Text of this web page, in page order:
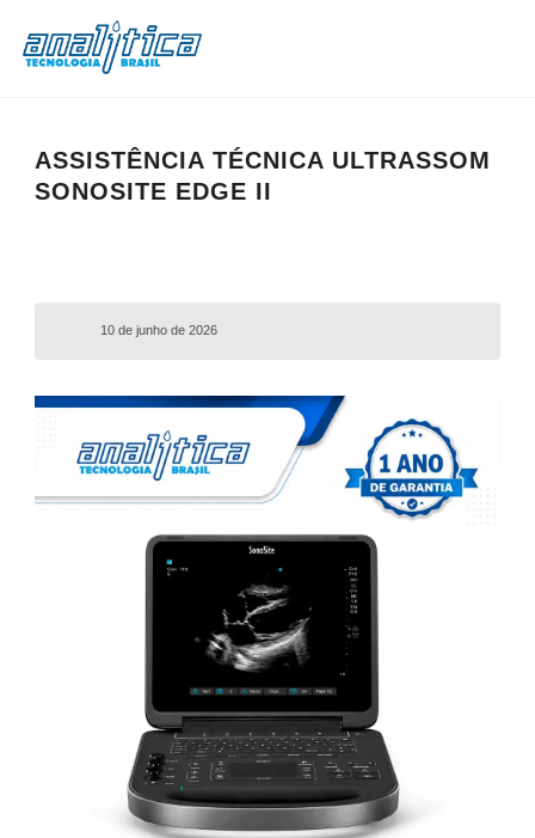
ASSISTÊNCIA TÉCNICA ULTRASSOM
SONOSITE EDGE II
10 de junho de 2026